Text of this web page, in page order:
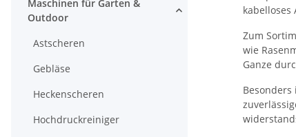
Zum
wie
Ganze
Maschinen für Garten &
Outdoor
Astscheren
Gebläse
Heckenscheren
Hochdruckreiniger